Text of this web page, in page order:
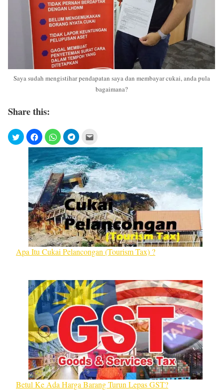
Saya sudah mengistihar pendapatan saya dan membayar cukai, anda pula
bagaimana?
Share this:
Apa Itu Cukai Pelancongan (Tourism Tax) ?
Betul Ke Ada Harga Barang Turun Lepas GST?